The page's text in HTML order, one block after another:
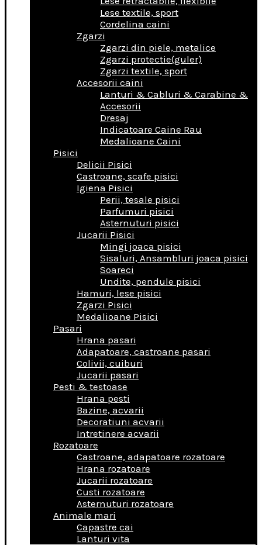
Lese textile, sport
Cordelina caini
Zgarzi
Zgarzi din piele, metalice
Zgarzi protectie(guler)
Zgarzi textile, sport
Accesorii caini
Lanturi & Cabluri & Carabine &
Accesorii
Dresaj
Indicatoare Caine Rau
Medalioane Caini
Pisici
Delicii Pisici
Castroane, scafe pisici
Igiena Pisici
Perii, tesale pisici
Parfumuri pisici
Asternuturi pisici
Jucarii Pisici
Mingi joaca pisici
Sisaluri, Ansambluri joaca pisici
Soareci
Undite, pendule pisici
Hamuri, lese pisici
Zgarzi Pisici
Medalioane Pisici
Pasari
Hrana pasari
Adapatoare, castroane pasari
Colivii, cuiburi
Jucarii pasari
Pesti & testoase
Hrana pesti
Bazine, acvarii
Decoratiuni acvarii
Intretinere acvarii
Rozatoare
Castroane, adapatoare rozatoare
Hrana rozatoare
Jucarii rozatoare
Custi rozatoare
Asternuturi rozatoare
Animale mari
Capastre cai
Lanturi vita